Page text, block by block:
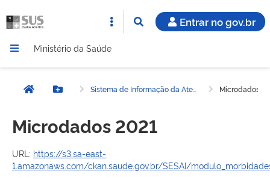
Entrar no gov.br
Ministério da Saúde
Página inicial
Botão Menu Microdados
Microdados 2021
URL: https://s3.sa-east-
1.amazonaws.com/ckan.saude.gov.br/SESAI/